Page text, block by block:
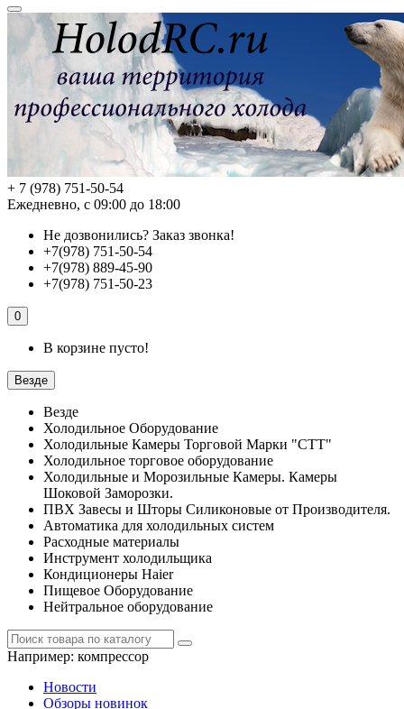
+ 7 (978) 751-50-54
Ежедневно, с 09:00 до 18:00
Не дозвонились? Заказ звонка!
+7(978) 751-50-54
+7(978) 889-45-90
+7(978) 751-50-23
0
В корзине пусто!
Везде
Везде
Холодильное Оборудование
Холодильные Камеры Торговой Марки "СТТ"
Холодильное торговое оборудование
Холодильные и Морозильные Камеры. Камеры
Шоковой Заморозки.
ПВХ Завесы и Шторы Силиконовые от Производителя.
Автоматика для холодильных систем
Расходные материалы
Инструмент холодильщика
Кондиционеры Haier
Пищевое Оборудование
Нейтральное оборудование
Например: компрессор
Новости
Обзоры новинок